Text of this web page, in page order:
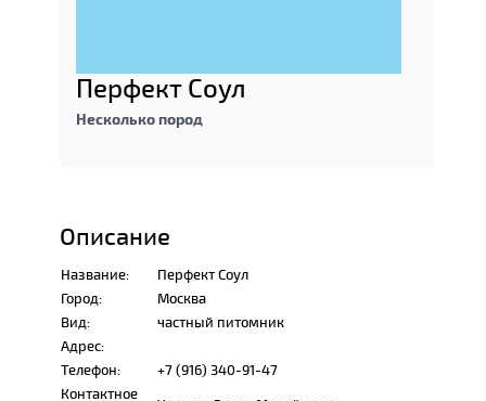
Перфект Соул
Несколько пород
Описание
Название:
Перфект Соул
Город:
Москва
Вид:
частный питомник
Адрес:
Телефон:
+7 (916) 340-91-47
Контактное